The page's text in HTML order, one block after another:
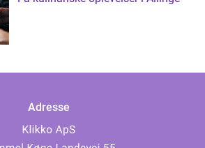
Adresse